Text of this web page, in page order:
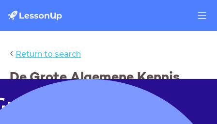
‹ Return to search
De Grote Algemene Kennis
Quiz Avontuur